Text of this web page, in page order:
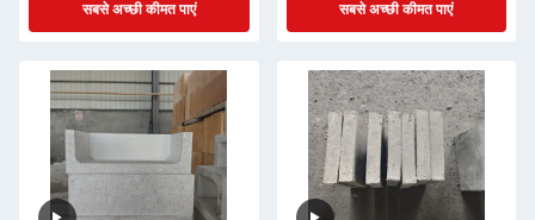
सबसे अच्छी कीमत पाएं सबसे अच्छी कीमत पाएं